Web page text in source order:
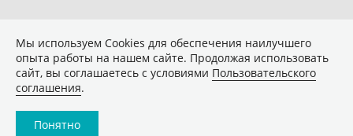
Мы используем Сookies для обеспечения наилучшего
опыта работы на нашем сайте. Продолжая использовать
сайт, вы соглашаетесь с условиями Пользовательского
соглашения.
Понятно